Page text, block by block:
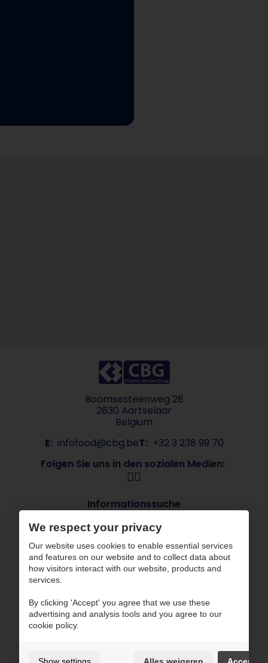
Boomsesteenweg 28
2630 Aartselaar
Belgium
E: infofood@cbg.beT: +32 3 238 99 70
Folgen Sie uns in den sozialen Medien:
Informationssuche
Branchen
ESG
CBG arbeitet mit zertifizierten Partnern
Nutzungsbedingungen und Datenschutzpolitik
We respect your privacy
Our website uses cookies to enable essential services
and features on our website and to collect data about
how visitors interact with our website, products and
services.
By clicking 'Accept' you agree that we use these
advertising and analysis tools and you agree to our
cookie policy.